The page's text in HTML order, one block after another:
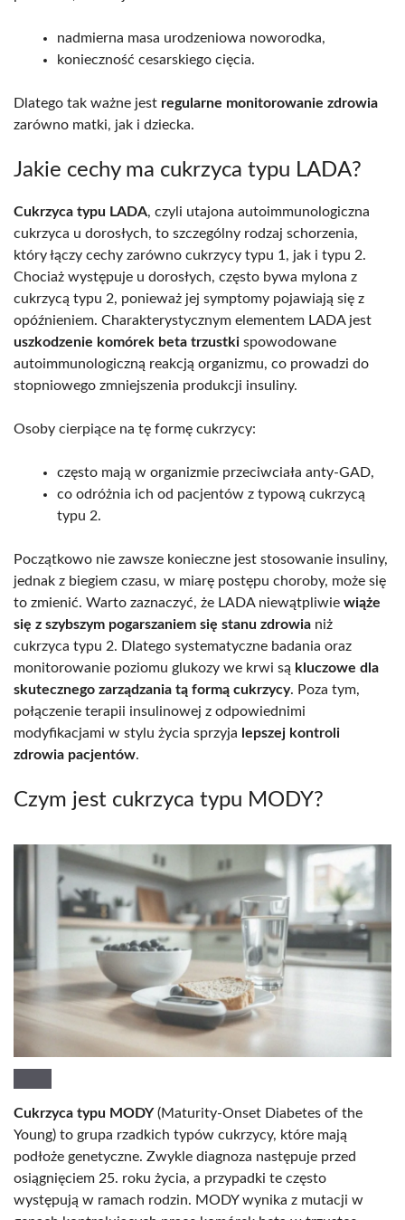
nadmierna masa urodzeniowa noworodka,
konieczność cesarskiego cięcia.
Dlatego tak ważne jest regularne monitorowanie zdrowia
zarówno matki, jak i dziecka.
Jakie cechy ma cukrzyca typu LADA?
Cukrzyca typu LADA, czyli utajona autoimmunologiczna
cukrzyca u dorosłych, to szczególny rodzaj schorzenia,
który łączy cechy zarówno cukrzycy typu 1, jak i typu 2.
Chociaż występuje u dorosłych, często bywa mylona z
cukrzycą typu 2, ponieważ jej symptomy pojawiają się z
opóźnieniem. Charakterystycznym elementem LADA jest
uszkodzenie komórek beta trzustki spowodowane
autoimmunologiczną reakcją organizmu, co prowadzi do
stopniowego zmniejszenia produkcji insuliny.
Osoby cierpiące na tę formę cukrzycy:
często mają w organizmie przeciwciała anty-GAD,
co odróżnia ich od pacjentów z typową cukrzycą
typu 2.
Początkowo nie zawsze konieczne jest stosowanie insuliny,
jednak z biegiem czasu, w miarę postępu choroby, może się
to zmienić. Warto zaznaczyć, że LADA niewątpliwie wiąże
się z szybszym pogarszaniem się stanu zdrowia niż
cukrzyca typu 2. Dlatego systematyczne badania oraz
monitorowanie poziomu glukozy we krwi są kluczowe dla
skutecznego zarządzania tą formą cukrzycy. Poza tym,
połączenie terapii insulinowej z odpowiednimi
modyfikacjami w stylu życia sprzyja lepszej kontroli
zdrowia pacjentów.
Czym jest cukrzyca typu MODY?
Cukrzyca typu MODY(Maturity-Onset Diabetes of the
Young) to grupa rzadkich typów cukrzycy, które mają
podłoże genetyczne. Zwykle diagnoza następuje przed
osiągnięciem 25. roku życia, a przypadki te często
występują w ramach rodzin. MODY wynika z mutacji w